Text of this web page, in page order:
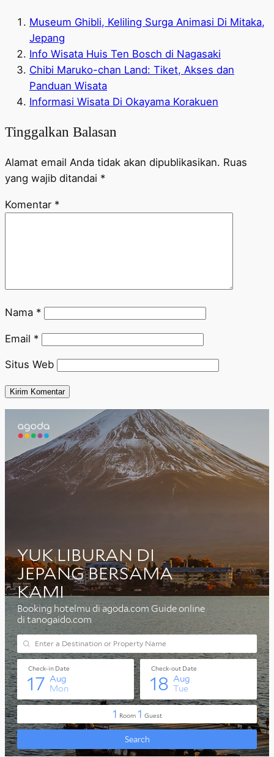
Museum Ghibli, Keliling Surga Animasi Di Mitaka,
Jepang
Info Wisata Huis Ten Bosch di Nagasaki
Chibi Maruko-chan Land: Tiket, Akses dan
Panduan Wisata
Informasi Wisata Di Okayama Korakuen
Tinggalkan Balasan
Alamat email Anda tidak akan dipublikasikan. Ruas
yang wajib ditandai *
Komentar *
Nama *
Email *
Situs Web